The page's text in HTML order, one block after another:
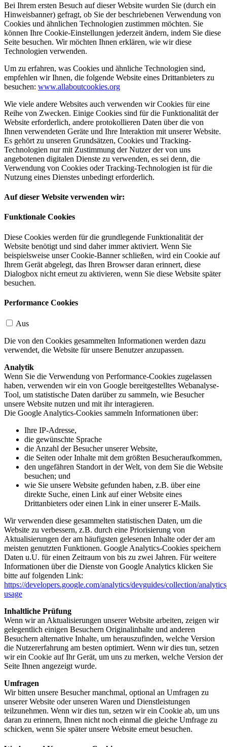
Bei Ihrem ersten Besuch auf dieser Website wurden Sie (durch ein
Hinweisbanner) gefragt, ob Sie der beschriebenen Verwendung von
Cookies und ähnlichen Technologien zustimmen möchten. Sie
können Ihre Cookie-Einstellungen jederzeit ändern, indem Sie diese
Seite besuchen. Wir möchten Ihnen erklären, wie wir diese
Technologien verwenden.
Um zu erfahren, was Cookies und ähnliche Technologien sind,
empfehlen wir Ihnen, die folgende Website eines Drittanbieters zu
besuchen: www.allaboutcookies.org
Wie viele andere Websites auch verwenden wir Cookies für eine
Reihe von Zwecken. Einige Cookies sind für die Funktionalität der
Website erforderlich, andere protokollieren Daten über die von
Ihnen verwendeten Geräte und Ihre Interaktion mit unserer Website.
Es gehört zu unseren Grundsätzen, Cookies und Tracking-
Technologien nur mit Zustimmung der Nutzer der von uns
angebotenen digitalen Dienste zu verwenden, es sei denn, die
Verwendung von Cookies oder Tracking-Technologien ist für die
Nutzung eines Dienstes unbedingt erforderlich.
Auf dieser Website verwenden wir:
Funktionale Cookies
Diese Cookies werden für die grundlegende Funktionalität der
Website benötigt und sind daher immer aktiviert. Wenn Sie
beispielsweise unser Cookie-Banner schließen, wird ein Cookie auf
Ihrem Gerät abgelegt, das Ihren Browser daran erinnert, diese
Dialogbox nicht erneut zu aktivieren, wenn Sie diese Website später
besuchen.
Performance Cookies
Aus
Die von den Cookies gesammelten Informationen werden dazu
verwendet, die Website für unsere Benutzer anzupassen.
Analytik
Wenn Sie die Verwendung von Performance-Cookies zugelassen
haben, verwenden wir ein von Google bereitgestelltes Webanalyse-
Tool, um statistische Daten darüber zu sammeln, wie Besucher
unsere Website nutzen und mit ihr interagieren.
Die Google Analytics-Cookies sammeln Informationen über:
Ihre IP-Adresse,
die gewünschte Sprache
die Anzahl der Besucher unserer Website,
die Seiten oder Inhalte mit dem größten Besucheraufkommen,
den ungefähren Standort in der Welt, von dem Sie die Website
besuchen; und
wie Sie unsere Website gefunden haben, z.B. über eine
direkte Suche, einen Link auf einer Website eines
Drittanbieters oder einen Link in einer unserer E-Mails.
Wir verwenden diese gesammelten statistischen Daten, um die
Website zu verbessern, z.B. durch eine Priorisierung von
Aktualisierungen der am häufigsten gelesenen Inhalte oder der am
meisten genutzten Funktionen. Google Analytics-Cookies speichern
Daten u.U. für einen Zeitraum von bis zu zwei Jahren. Für weitere
Informationen über die Dienste von Google Analytics klicken Sie
bitte auf folgenden Link:
https://developers.google.com/analytics/devguides/collection/
usage
Inhaltliche Prüfung
Wenn wir an Aktualisierungen unserer Website arbeiten, zeigen wir
gelegentlich einigen Besuchern Originalinhalte und anderen
Besuchern alternative Inhalte, um herauszufinden, welche Version
die Nutzererfahrung am besten optimiert. Wenn wir dies tun, setzen
wir ein Cookie auf Ihr Gerät, um uns zu merken, welche Version der
Seite Ihnen angezeigt wurde.
Umfragen
Wir bitten unsere Besucher manchmal, optional an Umfragen zu
unserer Website oder unseren Waren und Dienstleistungen
teilzunehmen. Wenn wir dies tun, setzen wir ein Cookie ab, um uns
daran zu erinnern, Ihnen nicht noch einmal die gleiche Umfrage zu
schicken, wenn Sie später unsere Website erneut besuchen.